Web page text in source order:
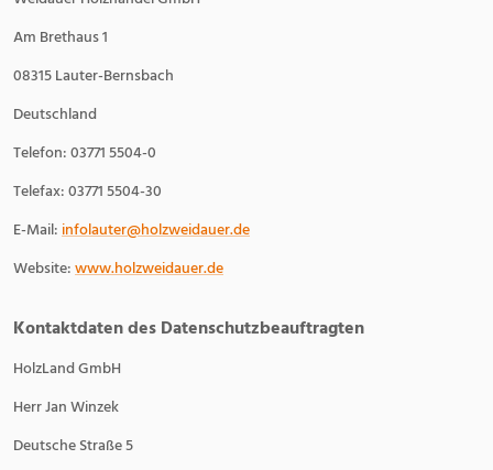
Am Brethaus 1
08315 Lauter-Bernsbach
Deutschland
Telefon: 03771 5504-0
Telefax: 03771 5504-30
E-Mail:infolauter@holzweidauer.de
Website:www.holzweidauer.de
Kontaktdaten des Datenschutzbeauftragten
HolzLand GmbH
Herr Jan Winzek
Deutsche Straße 5